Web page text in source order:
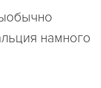
намного